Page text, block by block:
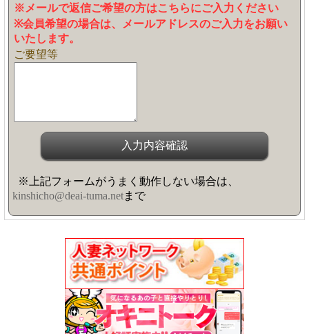
※メールで返信ご希望の方はこちらにご入力ください
※会員希望の場合は、メールアドレスのご入力をお願い
いたします。
ご要望等
※上記フォームがうまく動作しない場合は、
kinshicho@deai-tuma.netまで